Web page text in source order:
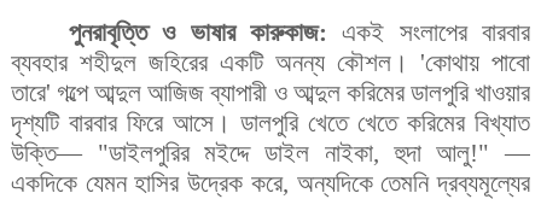
পুনরাবৃত্তি ও ভাষার কারুকাজ: একই সংলাপের বারবার
ব্যবহার শহীদুল জহিরের একটি অনন্য কৌশল। 'কোথায় পাবো
তারে' গল্পে আব্দুল আজিজ ব্যাপারী ও আব্দুল করিমের ডালপুরি খাওয়ার
দৃশ্যটি বারবার ফিরে আসে। ডালপুরি খেতে খেতে করিমের বিখ্যাত
উক্তি—"ডাইলপুরির মইদ্দে ডাইল নাইকা, হুদা আলু!"—
একদিকে যেমন হাসির উদ্রেক করে, অন্যদিকে তেমনি দ্রব্যমূল্যের